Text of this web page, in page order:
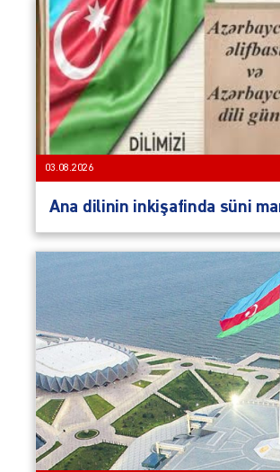
03.08.2026
Ana dilinin inkişafinda süni